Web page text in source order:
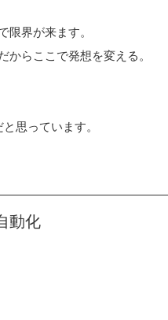
限界が来ます。
らここで発想を変える。
思っています。
動化